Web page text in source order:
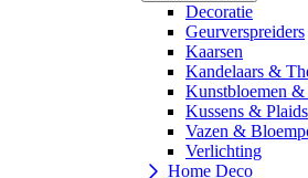
Decoratie
Geurverspreiders
Kaarsen
Kandelaars &
Kunstbloemen &
Kussens & Plaids
Vazen &
Verlichting
Home Deco